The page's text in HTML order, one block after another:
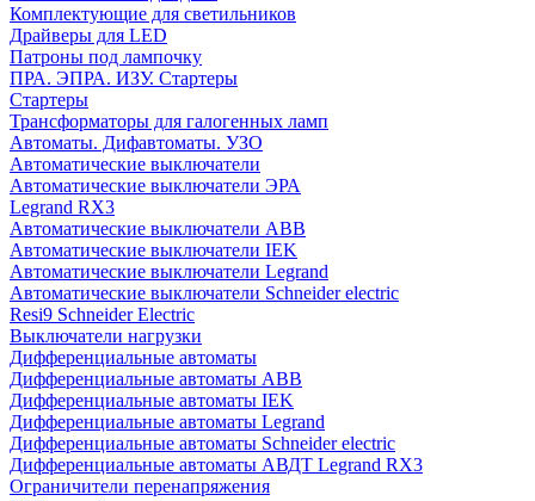
Комплектующие для светильников
Драйверы для LED
Патроны под лампочку
ПРА. ЭПРА. ИЗУ. Стартеры
Стартеры
Трансформаторы для галогенных ламп
Автоматы. Дифавтоматы. УЗО
Автоматические выключатели
Автоматические выключатели ЭРА
Legrand RX3
Автоматические выключатели ABB
Автоматические выключатели IEK
Автоматические выключатели Legrand
Автоматические выключатели Schneider electric
Resi9 Schneider Electric
Выключатели нагрузки
Дифференциальные автоматы
Дифференциальные автоматы ABB
Дифференциальные автоматы IEK
Дифференциальные автоматы Legrand
Дифференциальные автоматы Schneider electric
Дифференциальные автоматы АВДТ Legrand RX3
Ограничители перенапряжения